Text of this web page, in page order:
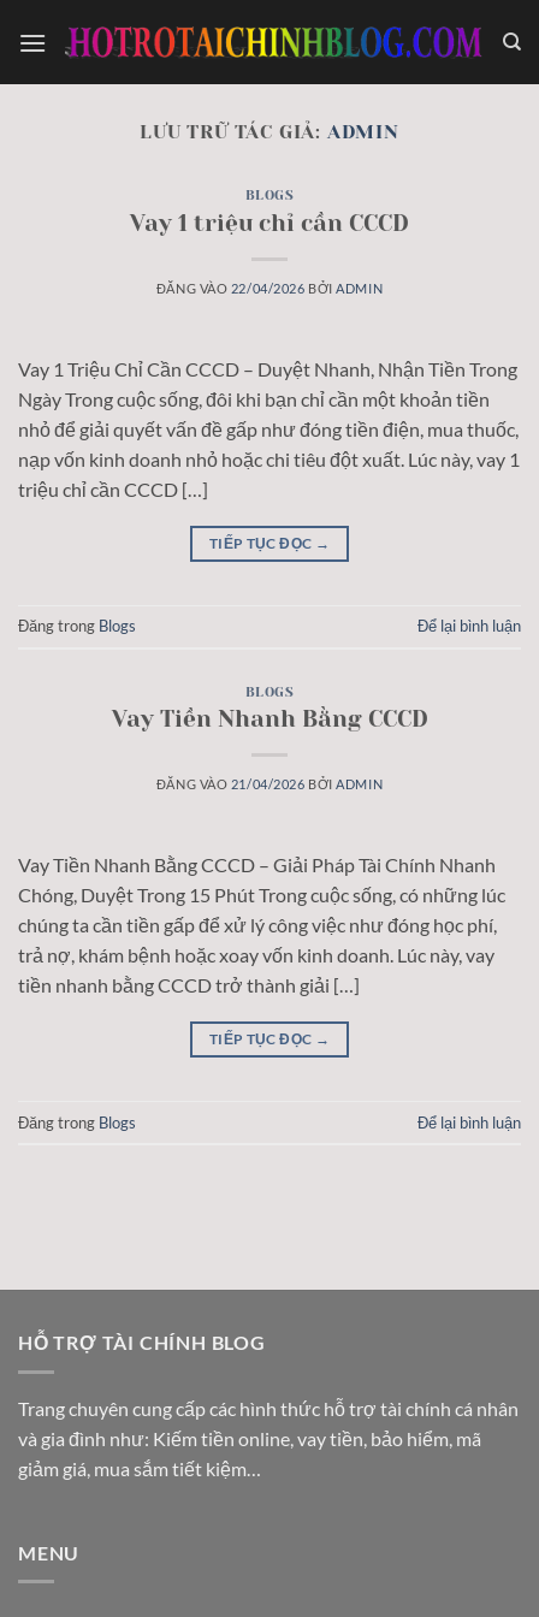
qua
LƯU TRỮ TÁC GIẢ: ADMIN
BLOGS
Vay 1 triệu chỉ cần CCCD
ĐĂNG VÀO 22/04/2026 BỞI ADMIN
Vay 1 Triệu Chỉ Cần CCCD – Duyệt Nhanh, Nhận Tiền Trong
Ngày Trong cuộc sống, đôi khi bạn chỉ cần một khoản tiền
nhỏ để giải quyết vấn đề gấp như đóng tiền điện, mua thuốc,
nạp vốn kinh doanh nhỏ hoặc chi tiêu đột xuất. Lúc này, vay 1
triệu chỉ cần CCCD […]
TIẾP TỤC ĐỌC →
Đăng trong Blogs Để lại bình luận
BLOGS
Vay Tiền Nhanh Bằng CCCD
ĐĂNG VÀO 21/04/2026 BỞIADMIN
Vay Tiền Nhanh Bằng CCCD – Giải Pháp Tài Chính Nhanh
Chóng, Duyệt Trong 15 Phút Trong cuộc sống, có những lúc
chúng ta cần tiền gấp để xử lý công việc như đóng học phí,
trả nợ, khám bệnh hoặc xoay vốn kinh doanh. Lúc này, vay
tiền nhanh bằng CCCD trở thành giải […]
TIẾP TỤC ĐỌC →
Đăng trong Blogs Để lại bình luận
HỖ TRỢ TÀI CHÍNH BLOG
Trang chuyên cung cấp các hình thức hỗ trợ tài chính cá nhân
và gia đình như: Kiếm tiền online, vay tiền, bảo hiểm, mã
giảm giá, mua sắm tiết kiệm…
MENU